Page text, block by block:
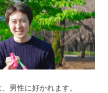
男性に好かれます。